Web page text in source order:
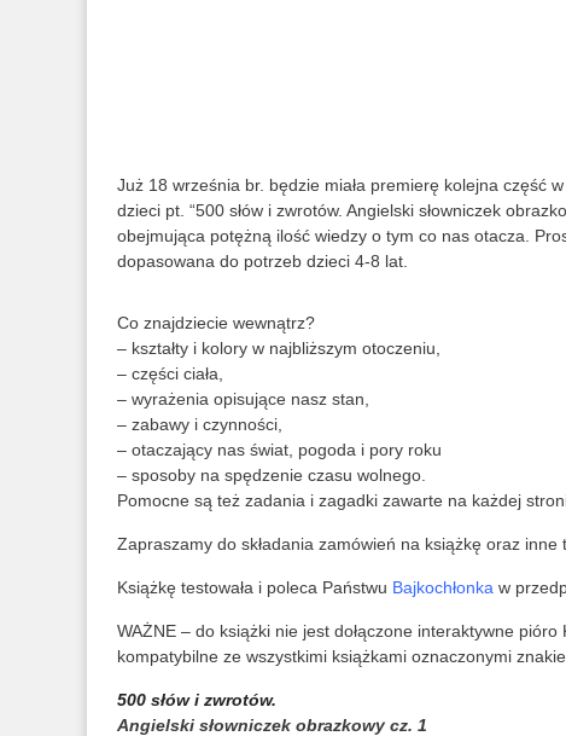
Już 18 września br. będzie miała premierę kolejna część
dzieci pt. “500 słów i zwrotów. Angielski słowniczek
obejmująca potężną ilość wiedzy o tym co nas otacza.
dopasowana do potrzeb dzieci 4-8 lat.
Co znajdziecie wewnątrz?
– kształty i kolory w najbliższym otoczeniu,
– części ciała,
– wyrażenia opisujące nasz stan,
– zabawy i czynności,
– otaczający nas świat, pogoda i pory roku
– sposoby na spędzenie czasu wolnego.
Pomocne są też zadania i zagadki zawarte na każdej
Zapraszamy do składania zamówień na książkę oraz inne
Książkę testowała i poleca Państwu Bajkochłonka w
WAŻNE – do książki nie jest dołączone interaktywne
kompatybilne ze wszystkimi książkami oznaczonymi
500 słów i zwrotów.
Angielski słowniczek obrazkowy cz. 1